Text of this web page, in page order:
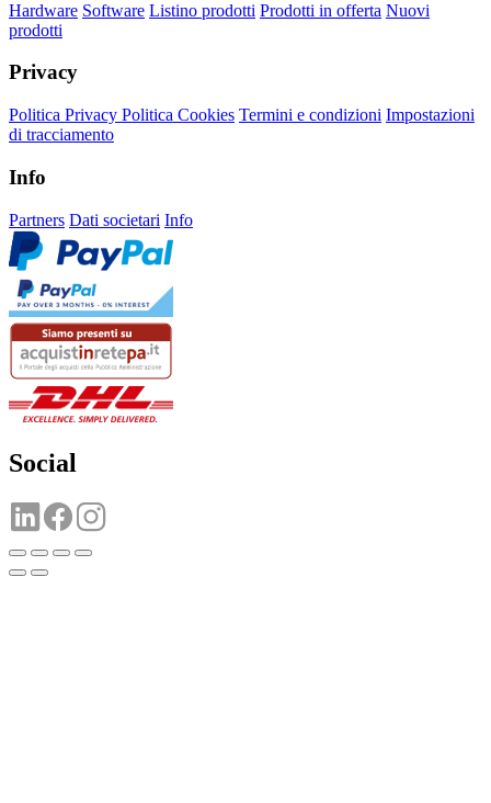
Hardware Software Listino prodotti Prodotti in offerta Nuovi
prodotti
Privacy
Politica Privacy Politica Cookies Termini e condizioni Impostazioni
di tracciamento
Info
Partners Dati societari Info
Social